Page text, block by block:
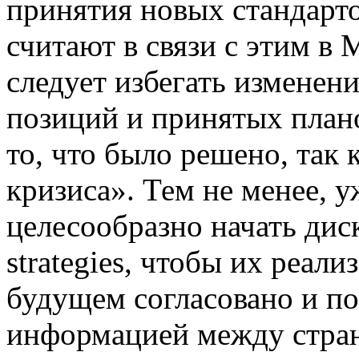
принятия новых
считают в связи с этим
следует избегать
позиций и принятых
то, что было решено, так
кризиса». Тем не менее,
целесообразно начать
strategies, чтобы их
будущем согласовано и
информацией между